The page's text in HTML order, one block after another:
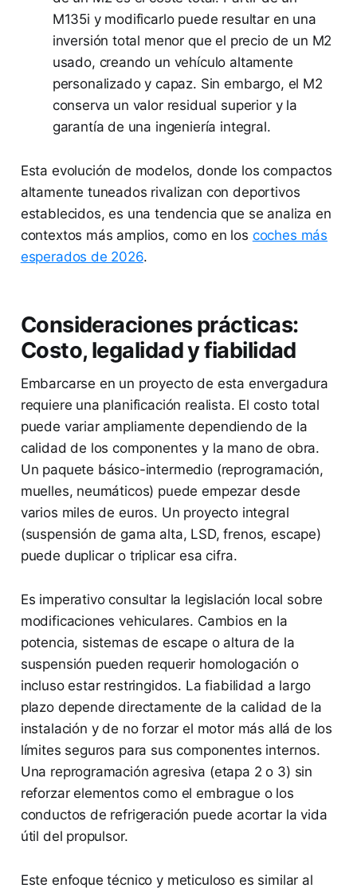
M135i y modificarlo puede resultar en una
inversión total menor que el precio de un M2
usado, creando un vehículo altamente
personalizado y capaz. Sin embargo, el M2
conserva un valor residual superior y la
garantía de una ingeniería integral.
Esta evolución de modelos, donde los compactos
altamente tuneados rivalizan con deportivos
establecidos, es una tendencia que se analiza en
contextos más amplios, como en los coches más
esperados de 2026.
Consideraciones prácticas:
Costo, legalidad y fiabilidad
Embarcarse en un proyecto de esta envergadura
requiere una planificación realista. El costo total
puede variar ampliamente dependiendo de la
calidad de los componentes y la mano de obra.
Un paquete básico-intermedio (reprogramación,
muelles, neumáticos) puede empezar desde
varios miles de euros. Un proyecto integral
(suspensión de gama alta, LSD, frenos, escape)
puede duplicar o triplicar esa cifra.
Es imperativo consultar la legislación local sobre
modificaciones vehiculares. Cambios en la
potencia, sistemas de escape o altura de la
suspensión pueden requerir homologación o
incluso estar restringidos. La fiabilidad a largo
plazo depende directamente de la calidad de la
instalación y de no forzar el motor más allá de los
límites seguros para sus componentes internos.
Una reprogramación agresiva (etapa 2 o 3) sin
reforzar elementos como el embrague o los
conductos de refrigeración puede acortar la vida
útil del propulsor.
Este enfoque técnico y meticuloso es similar al